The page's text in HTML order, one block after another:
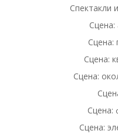
Спектакли
Сцена:
Сцена:
Сцена:
Сцена:
Сцена:
Сцена: